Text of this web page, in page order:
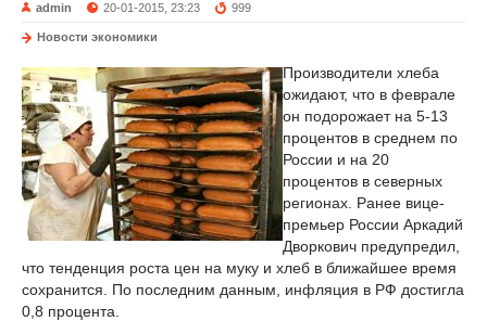
admin 20-01-2015, 23:23 999
Новости экономики
Производители хлеба
ожидают, что в феврале
он подорожает на 5-13
процентов в среднем по
России и на 20
процентов в северных
регионах. Ранее вице-
премьер России Аркадий
Дворкович предупредил,
что тенденция роста цен на муку и хлеб в ближайшее время
сохранится. По последним данным, инфляция в РФ достигла
0,8 процента.